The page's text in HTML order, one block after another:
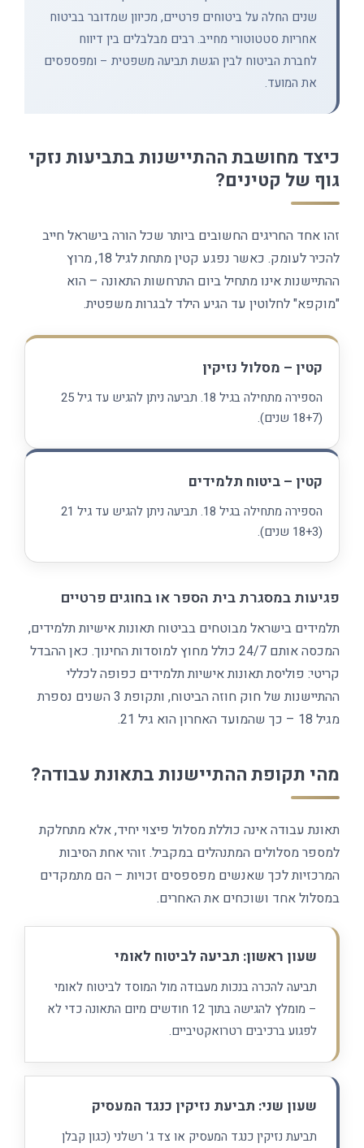
שנים החלה על ביטוחים פרטיים, מכיוון שמדובר בביטוח
אחריות סטטוטורי מחייב. רבים מבלבלים בין דיווח
לחברת הביטוח לבין הגשת תביעה משפטית – ומפספסים
את המועד.
כיצד מחושבת ההתיישנות בתביעות נזקי
גוף של קטינים?
זהו אחד החריגים החשובים ביותר שכל הורה בישראל חייב
להכיר לעומק. כאשר נפגע קטין מתחת לגיל 18, מרוץ
ההתיישנות אינו מתחיל ביום התרחשות התאונה – הוא
"מוקפא" לחלוטין עד הגיע הילד לבגרות משפטית.
קטין – מסלול נזיקין
הספירה מתחילה בגיל 18. תביעה ניתן להגיש עד גיל 25
(18+7 שנים).
קטין – ביטוח תלמידים
הספירה מתחילה בגיל 18. תביעה ניתן להגיש עד גיל 21
(18+3 שנים).
פגיעות במסגרת בית הספר או בחוגים פרטיים
תלמידים בישראל מבוטחים בביטוח תאונות אישיות תלמידים,
המכסה אותם 24/7 כולל מחוץ למוסדות החינוך. כאן ההבדל
קריטי: פוליסת תאונות אישיות תלמידים כפופה לכללי
ההתיישנות של חוק חוזה הביטוח, ותקופת 3 השנים נספרת
מגיל 18 – כך שהמועד האחרון הוא גיל 21.
מהי תקופת ההתיישנות בתאונת עבודה?
תאונת עבודה אינה כוללת מסלול פיצוי יחיד, אלא מתחלקת
למספר מסלולים המתנהלים במקביל. זוהי אחת הסיבות
המרכזיות לכך שאנשים מפספסים זכויות – הם מתמקדים
במסלול אחד ושוכחים את האחרים.
שעון ראשון: תביעה לביטוח לאומי
תביעה להכרה בנכות מעבודה מול המוסד לביטוח לאומי
– מומלץ להגישה בתוך 12 חודשים מיום התאונה כדי לא
לפגוע ברכיבים רטרואקטיביים.
שעון שני: תביעת נזיקין כנגד המעסיק
תביעת נזיקין כנגד המעסיק או צד ג' רשלני (כגון קבלן